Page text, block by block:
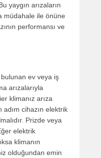
yaygın arızaların
müdahale ile önüne
performansı ve
ev veya iş
arızalarıyla
klimanız arıza
cihazın elektrik
Prizde veya
elektrik
klimanın
olduğundan emin